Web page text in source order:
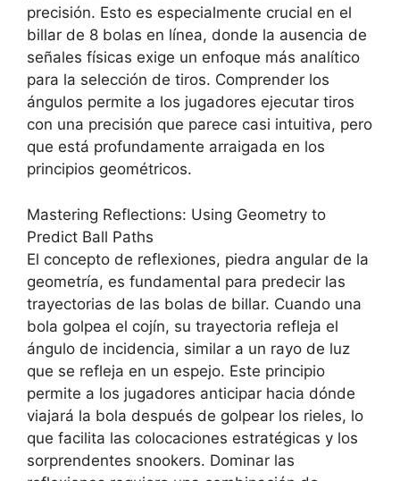
precisión. Esto es especialmente crucial en el
billar de 8 bolas en línea, donde la ausencia de
señales físicas exige un enfoque más analítico
para la selección de tiros. Comprender los
ángulos permite a los jugadores ejecutar tiros
con una precisión que parece casi intuitiva, pero
que está profundamente arraigada en los
principios geométricos.
Mastering Reflections: Using Geometry to
Predict Ball Paths
El concepto de reflexiones, piedra angular de la
geometría, es fundamental para predecir las
trayectorias de las bolas de billar. Cuando una
bola golpea el cojín, su trayectoria refleja el
ángulo de incidencia, similar a un rayo de luz
que se refleja en un espejo. Este principio
permite a los jugadores anticipar hacia dónde
viajará la bola después de golpear los rieles, lo
que facilita las colocaciones estratégicas y los
sorprendentes snookers. Dominar las